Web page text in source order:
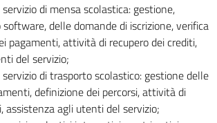
di mensa scolastica: gestione,
delle domande di iscrizione, verifica
pagamenti, attività di recupero dei crediti,
del servizio;
di trasporto scolastico: gestione delle
definizione dei percorsi, attività di
assistenza agli utenti del servizio;